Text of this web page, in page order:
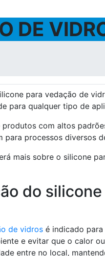
DE
para vedação de
para qualquer tipo de
produtos com altos
para processos diversos
mais sobre o silicone
do
de vidros é indicado
e evitar que o calor
entre no local,